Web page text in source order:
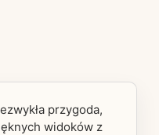
przygoda,
widoków z